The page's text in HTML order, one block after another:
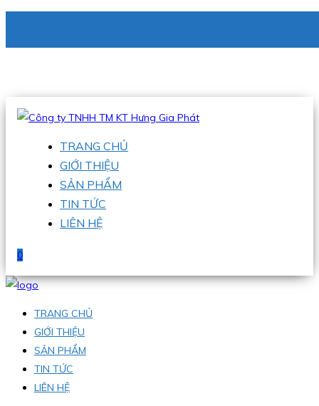
Hotline:0938 336 079
TRANG CHỦ
GIỚI THIỆU
SẢN PHẨM
TIN TỨC
LIÊN HỆ
0
TRANG CHỦ
GIỚI THIỆU
SẢN PHẨM
TIN TỨC
LIÊN HỆ